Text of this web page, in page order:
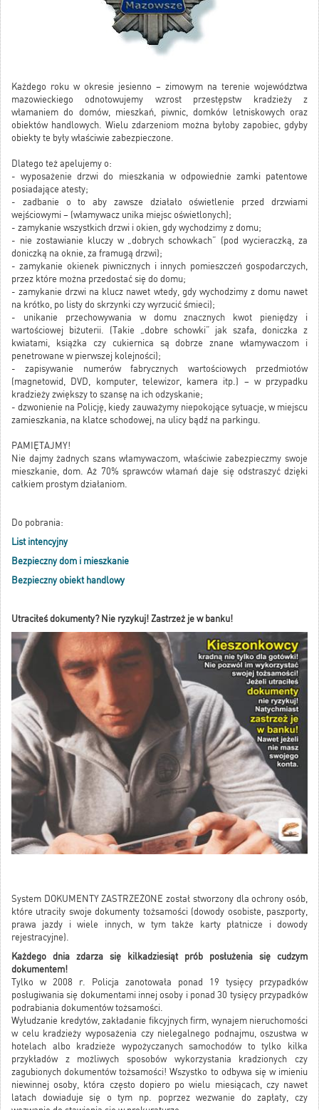
Każdego roku w okresie jesienno – zimowym na terenie województwa
mazowieckiego odnotowujemy wzrost przestępstw kradzieży z
włamaniem do domów, mieszkań, piwnic, domków letniskowych oraz
obiektów handlowych. Wielu zdarzeniom można byłoby zapobiec, gdyby
obiekty te były właściwie zabezpieczone.
Dlatego też apelujemy o:
- wyposażenie drzwi do mieszkania w odpowiednie zamki patentowe
posiadające atesty;
- zadbanie o to aby zawsze działało oświetlenie przed drzwiami
wejściowymi – (włamywacz unika miejsc oświetlonych);
- zamykanie wszystkich drzwi i okien, gdy wychodzimy z domu;
- nie zostawianie kluczy w „dobrych schowkach” (pod wycieraczką, za
doniczką na oknie, za framugą drzwi);
- zamykanie okienek piwnicznych i innych pomieszczeń gospodarczych,
przez które można przedostać się do domu;
- zamykanie drzwi na klucz nawet wtedy, gdy wychodzimy z domu nawet
na krótko, po listy do skrzynki czy wyrzucić śmieci);
- unikanie przechowywania w domu znacznych kwot pieniędzy i
wartościowej biżuterii. (Takie „dobre schowki” jak szafa, doniczka z
kwiatami, książka czy cukiernica są dobrze znane włamywaczom i
penetrowane w pierwszej kolejności);
- zapisywanie numerów fabrycznych wartościowych przedmiotów
(magnetowid, DVD, komputer, telewizor, kamera itp.) – w przypadku
kradzieży zwiększy to szansę na ich odzyskanie;
- dzwonienie na Policję, kiedy zauważymy niepokojące sytuacje, w miejscu
zamieszkania, na klatce schodowej, na ulicy bądź na parkingu.
PAMIĘTAJMY!
Nie dajmy żadnych szans włamywaczom, właściwie zabezpieczmy swoje
mieszkanie, dom. Aż 70% sprawców włamań daje się odstraszyć dzięki
całkiem prostym działaniom.
Do pobrania:
List intencyjny
Bezpieczny dom i mieszkanie
Bezpieczny obiekt handlowy
Utraciłeś dokumenty? Nie ryzykuj! Zastrzeż je w banku!
System DOKUMENTY ZASTRZEŻONE został stworzony dla ochrony osób,
które utraciły swoje dokumenty tożsamości (dowody osobiste, paszporty,
prawa jazdy i wiele innych, w tym także karty płatnicze i dowody
rejestracyjne).
Każdego dnia zdarza się kilkadziesiąt prób posłużenia się cudzym
dokumentem!
Tylko w 2008 r. Policja zanotowała ponad 19 tysięcy przypadków
posługiwania się dokumentami innej osoby i ponad 30 tysięcy przypadków
podrabiania dokumentów tożsamości.
Wyłudzanie kredytów, zakładanie fikcyjnych firm, wynajem nieruchomości
w celu kradzieży wyposażenia czy nielegalnego podnajmu, oszustwa w
hotelach albo kradzieże wypożyczanych samochodów to tylko kilka
przykładów z możliwych sposobów wykorzystania kradzionych czy
zagubionych dokumentów tożsamości! Wszystko to odbywa się w imieniu
niewinnej osoby, która często dopiero po wielu miesiącach, czy nawet
latach dowiaduje się o tym np. poprzez wezwanie do zapłaty, czy